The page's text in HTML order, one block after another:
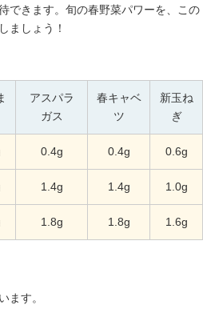
できます。旬の春野菜パワーを、この
ましょう！
アスパラ
ガス
春キャベ
ツ
新玉ね
ぎ
0.4g 0.4g 0.6g
1.4g 1.4g 1.0g
1.8g 1.8g 1.6g
ます。